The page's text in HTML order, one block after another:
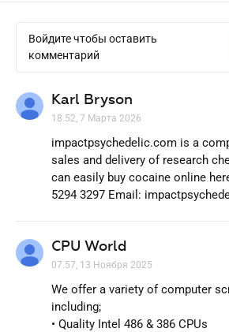
Войдите чтобы оставить
комментарий
Karl Bryson
18.52, 7 Марта 2026
impactpsychedelic.com is a
sales and delivery of research
can easily buy cocaine online
5294 3297 Email:
CPU World
07.57, 13 Ноября 2025
We offer a variety of computer
including;
• Quality Intel 486 & 386 CPUs